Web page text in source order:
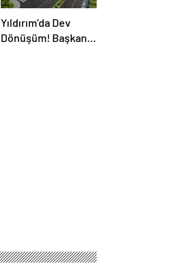
Yıldırım’da Dev
Dönüşüm! Başkan